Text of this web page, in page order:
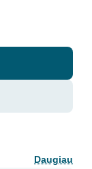
Daugiau